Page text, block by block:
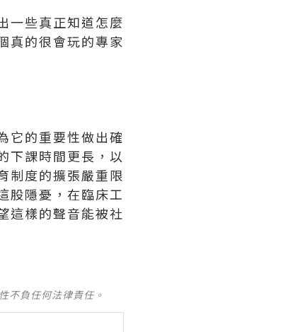
一些真正知道怎麼
真的很會玩的專家
它的重要性做出確
下課時間更長，以
制度的擴張嚴重限
股隱憂，在臨床工
這樣的聲音能被社
不負任何法律責任。